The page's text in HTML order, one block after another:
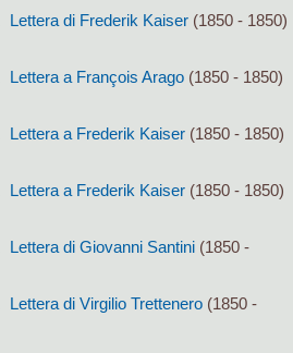
Lettera di Frederik Kaiser (1850 - 1850)
Lettera a François Arago (1850 - 1850)
Lettera a Frederik Kaiser (1850 - 1850)
Lettera a Frederik Kaiser (1850 - 1850)
Lettera di Giovanni Santini (1850 -
Lettera di Virgilio Trettenero (1850 -